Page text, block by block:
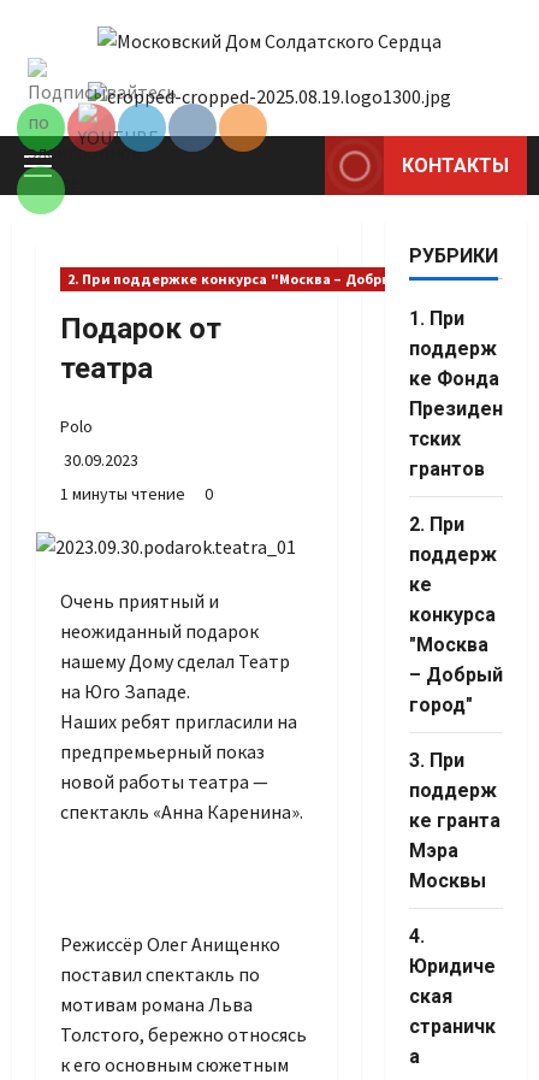
содержимому
Основное
меню
КОНТАКТЫ
2. При поддержке конкурса "Москва – Добрый город"
Подарок от
театра
Polo
30.09.2023
1 минуты чтение
0
Очень приятный и
неожиданный подарок
нашему Дому сделал Театр
на Юго Западе.
Наших ребят пригласили на
предпремьерный показ
новой работы театра —
спектакль «Анна Каренина».
Режиссёр Олег Анищенко
поставил спектакль по
мотивам романа Льва
Толстого, бережно относясь
к его основным сюжетным
РУБРИКИ
1. При
поддерж
ке Фонда
Президен
тских
грантов
2. При
поддерж
ке
конкурса
"Москва
– Добрый
город"
3. При
поддерж
ке гранта
Мэра
Москвы
4.
Юридиче
ская
страничк
а
Set Youtube
Channel ID